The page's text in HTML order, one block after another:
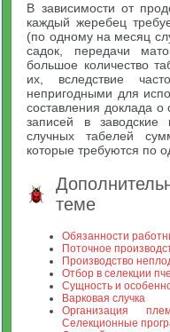
В зависимости от
каждый жеребец
(по одному на месяц
садок, передачи
большое количество
их, вследствие
непригодными для
составления доклада о
записей в заводские
случных табелей
которые требуются по
теме
Обязанности
Поточное
Производство
Отбор в селекции
Сущность и
Варковая случка
Организация
Селекционные